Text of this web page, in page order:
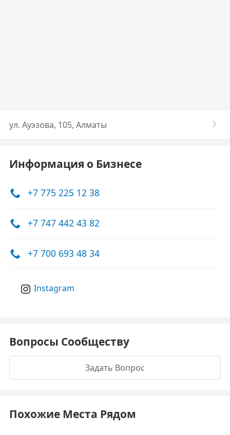
ул. Ауэзова, 105, Алматы
Информация о Бизнесе
+7 775 225 12 38
+7 747 442 43 82
+7 700 693 48 34
Instagram
Вопросы Сообществу
Задать Вопрос
Похожие Места Рядом